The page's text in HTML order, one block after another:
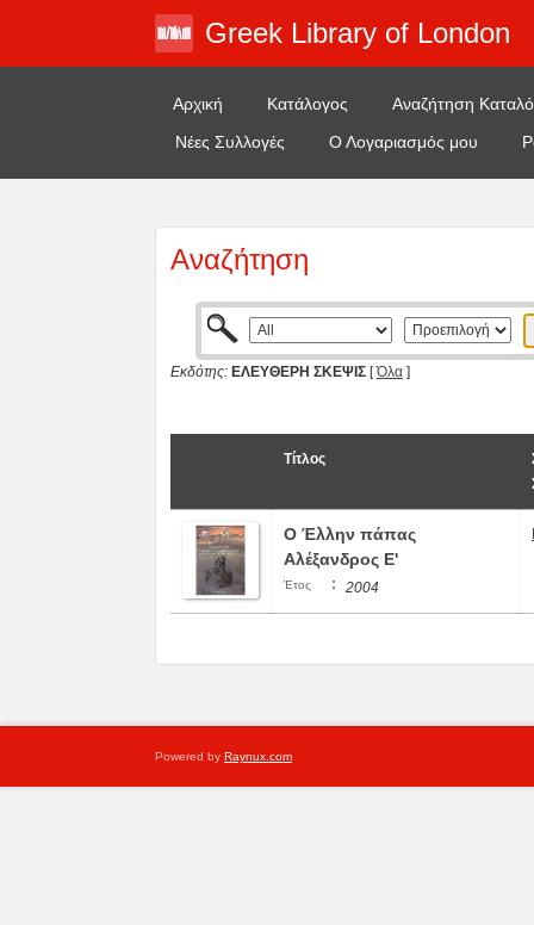
Greek Library of London
Αρχική Κατάλογος
Αναζήτηση
Νέες Συλλογές
Ο Λογαριασμός μου
Αναζήτηση
Εκδότης: ΕΛΕΥΘΕΡΗ ΣΚΕΨΙΣ [Όλα ]
Τίτλος
Ο Έλλην πάπας
Αλέξανδρος Ε'
Έτος : 2004
Powered by Raynux.com